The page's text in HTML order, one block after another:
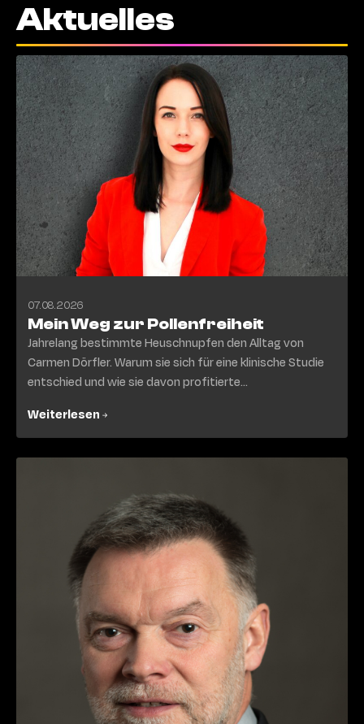
Aktuelles
07.08.2026
Mein Weg zur Pollenfreiheit
Jahrelang bestimmte Heuschnupfen den Alltag von
Carmen Dörfler. Warum sie sich für eine klinische Studie
entschied und wie sie davon profitierte...
Weiterlesen